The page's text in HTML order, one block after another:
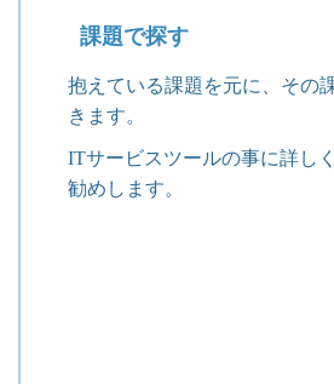
課題で探す
抱えている課題を元に、その
きます。
ITサービスツールの事に詳し
勧めします。